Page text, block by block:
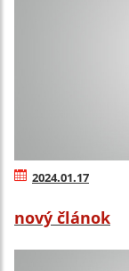
2024.01.17
nový článok